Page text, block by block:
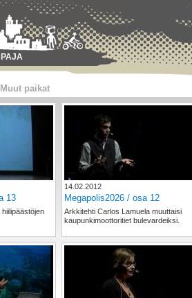
PAJA
Muut paikat
13
14.02.2012
Megapolis2026 / osa 12
Arkkitehti Carlos Lamuela muuttaisi
kaupunkimoottoritiet bulevardeiksi.